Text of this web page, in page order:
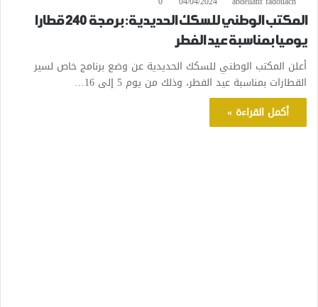
المكتب الوطني للسكك الحديدية: برمجة 240 قطارا
يوميا بمناسبة عيد الفطر
أعلن المكتب الوطني للسكك الحديدية عن وضع برنامج خاص لسير
القطارات بمناسبة عيد الفطر، وذلك من يوم 5 إلى 16…
أكمل القراءة »